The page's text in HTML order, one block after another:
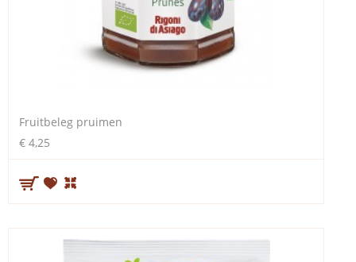
Fruitbeleg pruimen
€ 4,25